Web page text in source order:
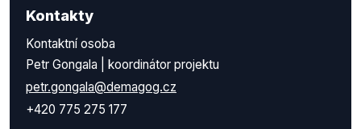
Kontakty
Kontaktní osoba
Petr Gongala | koordinátor projektu
petr.gongala@demagog.cz
+420 775 275 177